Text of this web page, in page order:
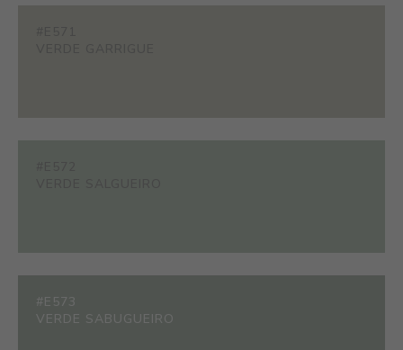
#E573
VERDE SABUGUEIRO